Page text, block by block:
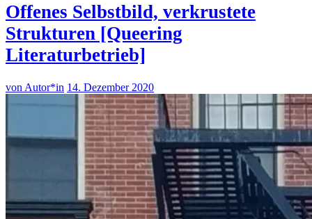
Offenes Selbstbild, verkrustete
Strukturen [Queering
Literaturbetrieb]
von Autor*in 14. Dezember 2020